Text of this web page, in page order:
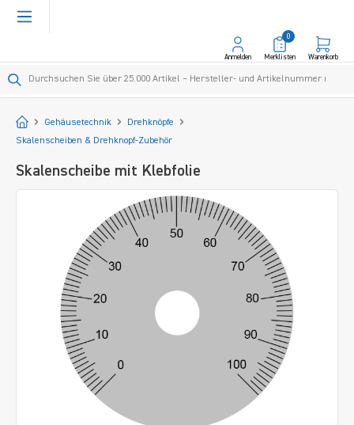
springen
Anmelden Merklisten
0
Warenkorb
Startseite
Gehäusetechnik
Drehknöpfe
Skalenscheiben & Drehknopf-Zubehör
Skalenscheibe mit Klebfolie